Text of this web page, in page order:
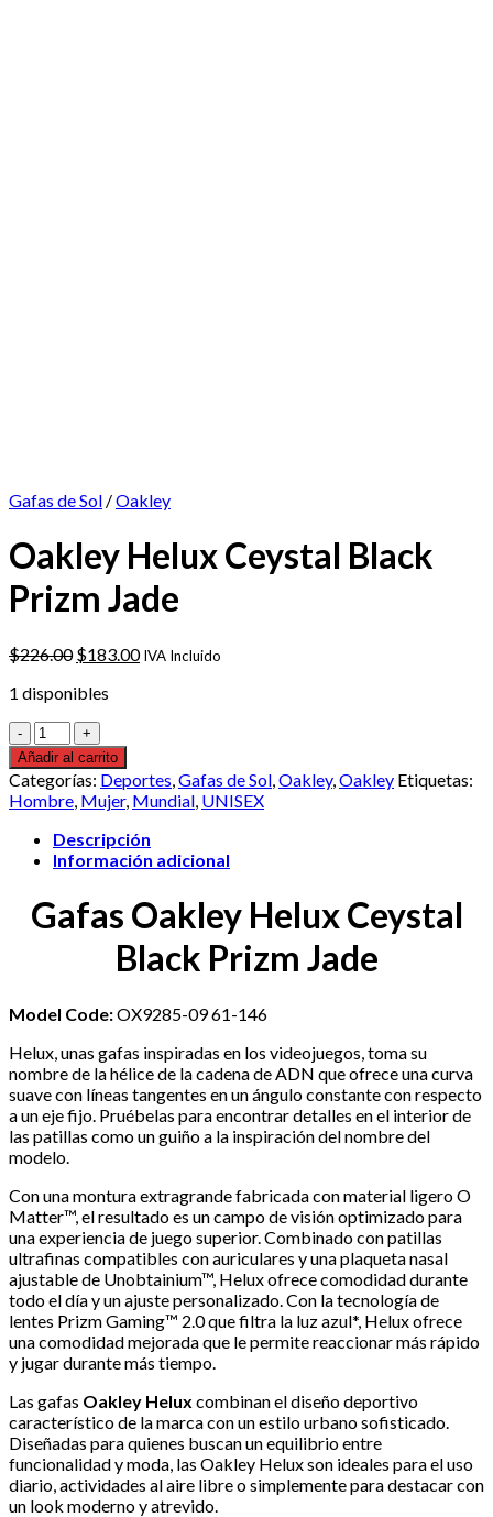
Gafas de Sol /Oakley
Oakley Helux Ceystal Black
Prizm Jade
$226.00 El
original
$226.00.
$183.00ElIVA Incluido
1 disponibles
Oakley
Helux
Ceystal
Black
Prizm
Jade
cantidad
Añadir al carrito
Categorías: Deportes,Gafas de Sol,Oakley,Oakley Etiquetas:
Hombre, Mujer, Mundial, UNISEX
Descripción
Información adicional
Gafas Oakley Helux Ceystal
Black Prizm Jade
Model Code:OX9285-09 61-146
Helux, unas gafas inspiradas en los videojuegos, toma su
nombre de la hélice de la cadena de ADN que ofrece una curva
suave con líneas tangentes en un ángulo constante con respecto
a un eje fijo. Pruébelas para encontrar detalles en el interior de
las patillas como un guiño a la inspiración del nombre del
modelo.
Con una montura extragrande fabricada con material ligero O
Matter™, el resultado es un campo de visión optimizado para
una experiencia de juego superior. Combinado con patillas
ultrafinas compatibles con auriculares y una plaqueta nasal
ajustable de Unobtainium™, Helux ofrece comodidad durante
todo el día y un ajuste personalizado. Con la tecnología de
lentes Prizm Gaming™ 2.0 que filtra la luz azul*, Helux ofrece
una comodidad mejorada que le permite reaccionar más rápido
y jugar durante más tiempo.
Las gafas Oakley Helux combinan el diseño deportivo
característico de la marca con un estilo urbano sofisticado.
Diseñadas para quienes buscan un equilibrio entre
funcionalidad y moda, las Oakley Helux son ideales para el uso
diario, actividades al aire libre o simplemente para destacar con
un look moderno y atrevido.